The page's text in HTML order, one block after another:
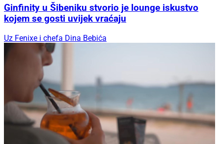
Ginfinity u Šibeniku stvorio je lounge iskustvo
kojem se gosti uvijek vraćaju
Uz Fenixe i chefa Dina Bebića